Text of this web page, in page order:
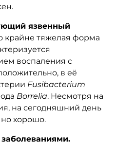
язвенный
крайне тяжелая форма
воспаления с
в её
Fusibacterium
Borrelia. Несмотря на
на сегодняшний день
хорошо.